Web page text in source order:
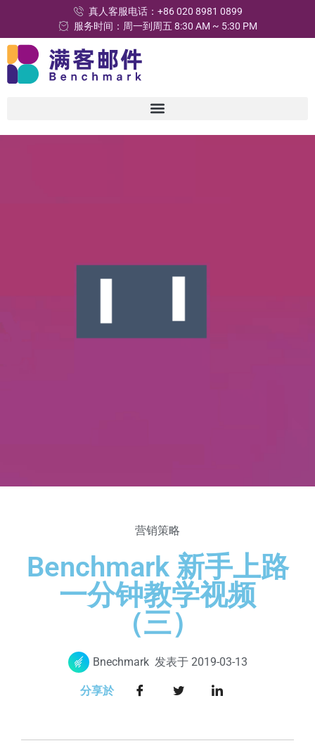
真人客服电话：+86 020 8981 0899
服务时间：周一到周五 8:30 AM ~ 5:30 PM
营销策略
Benchmark 新手上路
一分钟教学视频
（三）
Bnechmark 发表于 2019-03-13
分享於